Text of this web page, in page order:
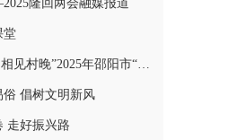
隆回两会融媒报道
堂
专题丨“早安隆回·相见村晚”2025年邵阳市“我们的节日·春节”村晚示范展示活动
倡树文明新风
走好振兴路